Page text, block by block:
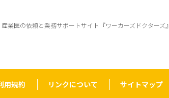
産業医の依頼と業務サポートサイト『ワーカーズドクターズ』
用規約 リンクについて サイトマップ